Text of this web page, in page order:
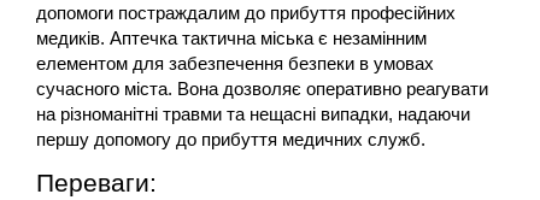
допомоги постраждалим до прибуття професійних
медиків. Аптечка тактична міська є незамінним
елементом для забезпечення безпеки в умовах
сучасного міста. Вона дозволяє оперативно реагувати
на різноманітні травми та нещасні випадки, надаючи
першу допомогу до прибуття медичних служб.
Переваги: